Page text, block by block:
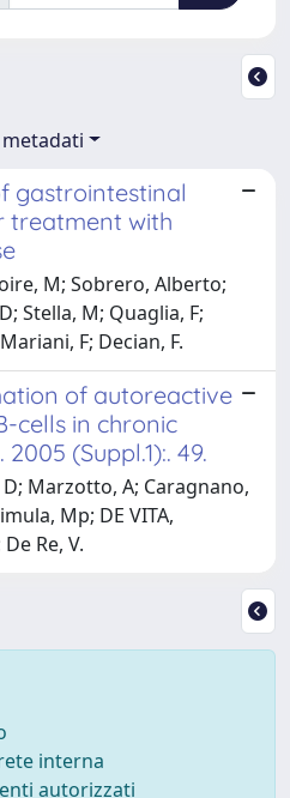
gastrointestinal
treatment with
M; Sobrero, Alberto;
Stella, M; Quaglia, F;
F; Decian, F.
of autoreactive
cells in chronic
(Suppl.1):. 49.
Marzotto, A; Caragnano,
Mp; DE VITA,
Re, V.
interna
autorizzati